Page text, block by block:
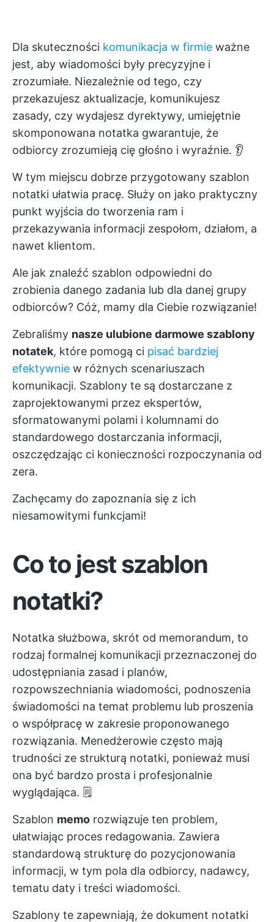
Dla skuteczności komunikacja w firmie ważne
jest, aby wiadomości były precyzyjne i
zrozumiałe. Niezależnie od tego, czy
przekazujesz aktualizacje, komunikujesz
zasady, czy wydajesz dyrektywy, umiejętnie
skomponowana notatka gwarantuje, że
odbiorcy zrozumieją cię głośno i wyraźnie. 👂
W tym miejscu dobrze przygotowany szablon
notatki ułatwia pracę. Służy on jako praktyczny
punkt wyjścia do tworzenia ram i
przekazywania informacji zespołom, działom, a
nawet klientom.
Ale jak znaleźć szablon odpowiedni do
zrobienia danego zadania lub dla danej grupy
odbiorców? Cóż, mamy dla Ciebie rozwiązanie!
Zebraliśmy nasze ulubione darmowe szablony
notatek, które pomogą ci pisać bardziej
efektywnie w różnych scenariuszach
komunikacji. Szablony te są dostarczane z
zaprojektowanymi przez ekspertów,
sformatowanymi polami i kolumnami do
standardowego dostarczania informacji,
oszczędzając ci konieczności rozpoczynania od
zera.
Zachęcamy do zapoznania się z ich
niesamowitymi funkcjami!
Co to jest szablon
notatki?
Notatka służbowa, skrót od memorandum, to
rodzaj formalnej komunikacji przeznaczonej do
udostępniania zasad i planów,
rozpowszechniania wiadomości, podnoszenia
świadomości na temat problemu lub proszenia
o współpracę w zakresie proponowanego
rozwiązania. Menedżerowie często mają
trudności ze strukturą notatki, ponieważ musi
ona być bardzo prosta i profesjonalnie
wyglądająca. 🗒️
Szablon memo rozwiązuje ten problem,
ułatwiając proces redagowania. Zawiera
standardową strukturę do pozycjonowania
informacji, w tym pola dla odbiorcy, nadawcy,
tematu daty i treści wiadomości.
Szablony te zapewniają, że dokument notatki